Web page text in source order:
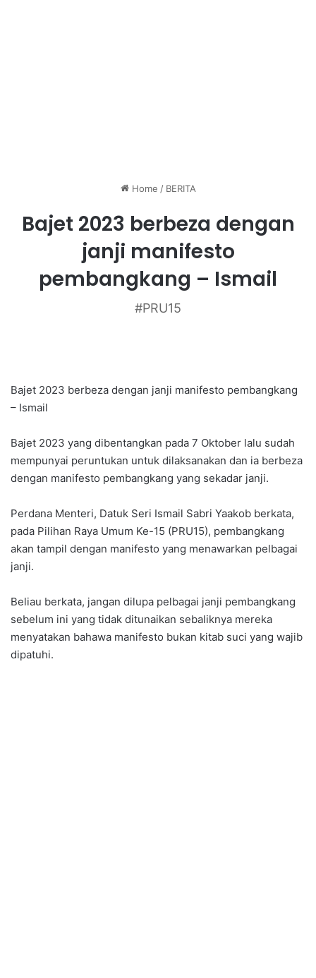
Home / BERITA
Bajet 2023 berbeza dengan
janji manifesto
pembangkang – Ismail
#PRU15
Bajet 2023 berbeza dengan janji manifesto pembangkang
– Ismail
Bajet 2023 yang dibentangkan pada 7 Oktober lalu sudah
mempunyai peruntukan untuk dilaksanakan dan ia berbeza
dengan manifesto pembangkang yang sekadar janji.
Perdana Menteri, Datuk Seri Ismail Sabri Yaakob berkata,
pada Pilihan Raya Umum Ke-15 (PRU15), pembangkang
akan tampil dengan manifesto yang menawarkan pelbagai
janji.
Beliau berkata, jangan dilupa pelbagai janji pembangkang
sebelum ini yang tidak ditunaikan sebaliknya mereka
menyatakan bahawa manifesto bukan kitab suci yang wajib
dipatuhi.